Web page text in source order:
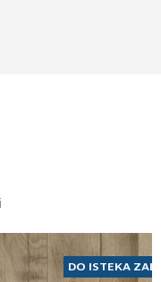
DO ISTEKA